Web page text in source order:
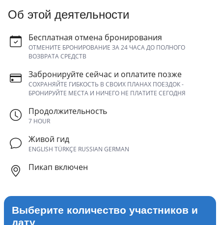
Об этой деятельности
Бесплатная отмена бронирования
ОТМЕНИТЕ БРОНИРОВАНИЕ ЗА 24 ЧАСА ДО ПОЛНОГО
ВОЗВРАТА СРЕДСТВ
Забронируйте сейчас и оплатите позже
СОХРАНЯЙТЕ ГИБКОСТЬ В СВОИХ ПЛАНАХ ПОЕЗДОК -
БРОНИРУЙТЕ МЕСТА И НИЧЕГО НЕ ПЛАТИТЕ СЕГОДНЯ
Продолжительность
7 HOUR
Живой гид
ENGLISH TÜRKÇE RUSSIAN GERMAN
Пикап включен
Выберите количество участников и
дату